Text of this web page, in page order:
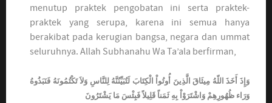
menutup praktek pengobatan ini serta praktek-
praktek yang serupa, karena ini semua hanya
berakibat pada kerugian bangsa, negara dan ummat
seluruhnya. Allah Subhanahu Wa Ta’ala berfirman,
وَإِذَ أَخَذَ اللّهُ مِيثَاقَ الَّذِينَ أُوتُواْ الْكِتَابَ لَتُبَيِّنُنَّهُ لِلنَّاسِ وَلاَ تَكْتُمُونَهُ فَنَبَذُوهُ
وَرَاء ظُهُورِهِمْ وَاشْتَرَوْاْ بِهِ ثَمَناً قَلِيلاً فَبِئْسَ مَا يَشْتَرُونَ